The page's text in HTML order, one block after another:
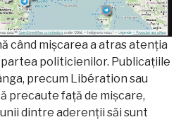
când mișcarea a atras atenția
politicienilor. Publicațiile
precum Libération sau
precaute față de mișcare,
dintre aderenții săi sunt